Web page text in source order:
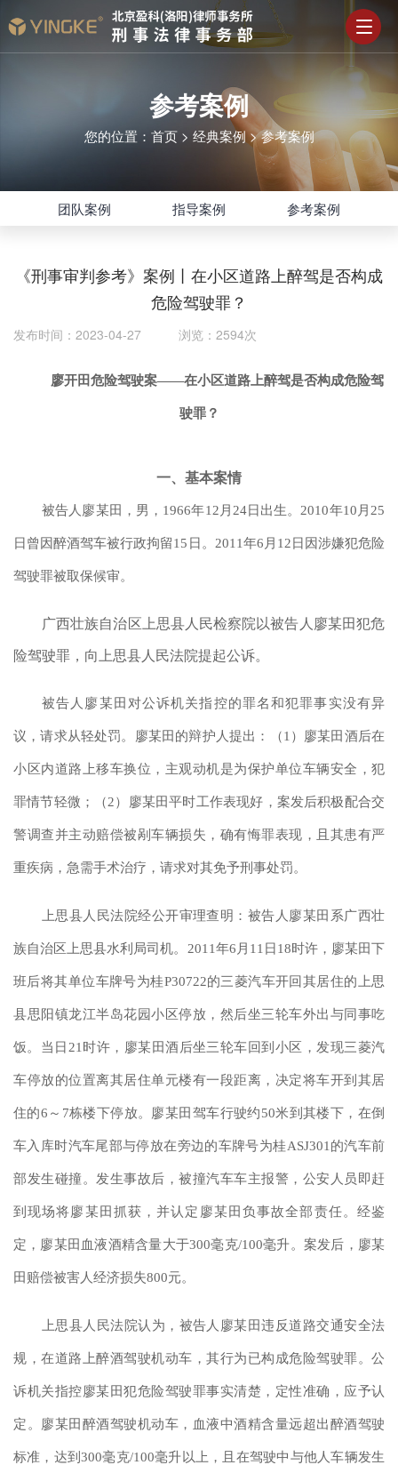
参考案例
您的位置： 首页> 经典案例>参考案例
团队案例 指导案例 参考案例
《刑事审判参考》案例丨在小区道路上醉驾是否构成
危险驾驶罪？
发布时间：2023-04-27 浏览：2594次
廖开田危险驾驶案——在小区道路上醉驾是否构成危险驾
驶罪？
一、基本案情
被告人廖某田，男， 1966年12月24日出生。2010年10月25
日曾因醉酒驾车被行政拘留15日。2011年6月12日因涉嫌犯危险
驾驶罪被取保候审。
广西壮族自治区上思县人民检察院以被告人廖某田犯危
险驾驶罪，向上思县人民法院提起公诉。
被告人廖某田对公诉机关指控的罪名和犯罪事实没有异
议，请求从轻处罚。廖某田的辩护人提出：（1）廖某田酒后在
小区内道路上移车换位，主观动机是为保护单位车辆安全，犯
罪情节轻微；（2）廖某田平时工作表现好，案发后积极配合交
警调查并主动赔偿被剐车辆损失，确有悔罪表现，且其患有严
重疾病，急需手术治疗，请求对其免予刑事处罚。
上思县人民法院经公开审理查明：被告人廖某田系广西壮
族自治区上思县水利局司机。 2011年6月11日18时许，廖某田下
班后将其单位车牌号为桂P30722的三菱汽车开回其居住的上思
县思阳镇龙江半岛花园小区停放，然后坐三轮车外出与同事吃
饭。当日21时许，廖某田酒后坐三轮车回到小区，发现三菱汽
车停放的位置离其居住单元楼有一段距离，决定将车开到其居
住的6～7栋楼下停放。廖某田驾车行驶约50米到其楼下，在倒
车入库时汽车尾部与停放在旁边的车牌号为桂ASJ301的汽车前
部发生碰撞。发生事故后，被撞汽车车主报警，公安人员即赶
到现场将廖某田抓获，并认定廖某田负事故全部责任。经鉴
定，廖某田血液酒精含量大于300毫克/100毫升。案发后，廖某
田赔偿被害人经济损失800元。
上思县人民法院认为，被告人廖某田违反道路交通安全法
规，在道路上醉酒驾驶机动车，其行为已构成危险驾驶罪。公
诉机关指控廖某田犯危险驾驶罪事实清楚，定性准确，应予认
定。廖某田醉酒驾驶机动车，血液中酒精含量远超出醉酒驾驶
标准，达到300毫克/100毫升以上，且在驾驶中与他人车辆发生